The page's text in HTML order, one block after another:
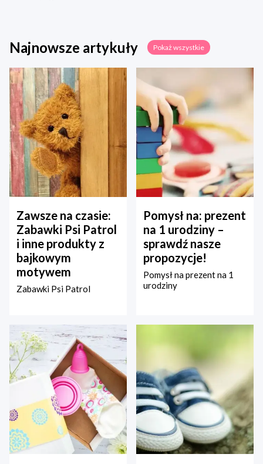
Najnowsze artykuły Pokaż wszystkie
Zawsze na czasie:
Zabawki Psi Patrol
i inne produkty z
bajkowym
motywem
Zabawki Psi Patrol
Pomysł na: prezent
na 1 urodziny –
sprawdź nasze
propozycje!
Pomysł na prezent na 1
urodziny